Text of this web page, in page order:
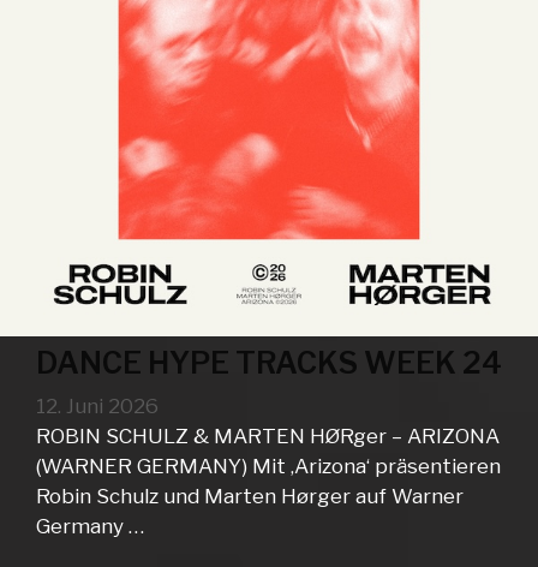
DANCE HYPE TRACKS WEEK 24
12. Juni 2026
ROBIN SCHULZ & MARTEN HØRger – ARIZONA
(WARNER GERMANY) Mit ‚Arizona‘ präsentieren
Robin Schulz und Marten Hørger auf Warner
Germany …